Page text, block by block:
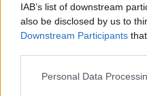
IAB’s list of downstream
also be disclosed by us to
Downstream Participants
Personal Data